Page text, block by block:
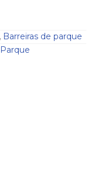
, Barreiras de parque